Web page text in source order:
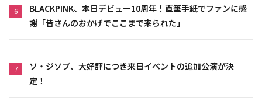
6
BLACKPINK、本日デビュー10周年！直筆手紙でファンに感
謝「皆さんのおかげでここまで来られた」
7
ソ・ジソブ、大好評につき来日イベントの追加公演が決
定！